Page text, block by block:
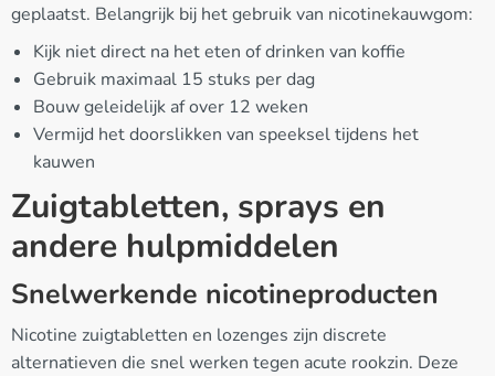
geplaatst. Belangrijk bij het gebruik van nicotinekauwgom:
Kijk niet direct na het eten of drinken van koffie
Gebruik maximaal 15 stuks per dag
Bouw geleidelijk af over 12 weken
Vermijd het doorslikken van speeksel tijdens het
kauwen
Zuigtabletten, sprays en
andere hulpmiddelen
Snelwerkende nicotineproducten
Nicotine zuigtabletten en lozenges zijn discrete
alternatieven die snel werken tegen acute rookzin. Deze